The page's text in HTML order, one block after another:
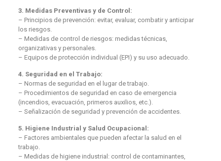
3. Medidas Preventivas y de Control:
– Principios de prevención: evitar, evaluar, combatir y anticipar
los riesgos.
– Medidas de control de riesgos: medidas técnicas,
organizativas y personales.
– Equipos de protección individual (EPI) y su uso adecuado.
4. Seguridad en el Trabajo:
– Normas de seguridad en el lugar de trabajo.
– Procedimientos de seguridad en caso de emergencia
(incendios, evacuación, primeros auxilios, etc.).
– Señalización de seguridad y prevención de accidentes.
5. Higiene Industrial y Salud Ocupacional:
– Factores ambientales que pueden afectar la salud en el
trabajo.
– Medidas de higiene industrial: control de contaminantes,